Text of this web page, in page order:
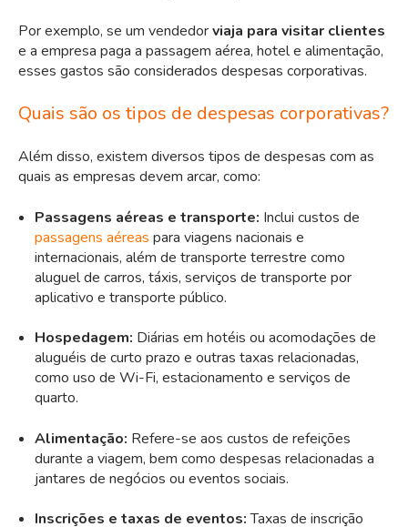
Por exemplo, se um vendedorviaja para visitar clientes
e a empresa paga a passagem aérea, hotel e alimentação,
esses gastos são considerados despesas corporativas.
Quais são os tipos de despesas corporativas?
Além disso, existem diversos tipos de despesas com as
quais as empresas devem arcar, como:
Passagens aéreas e transporte: Inclui custos de
passagens aéreas para viagens nacionais e
internacionais, além de transporte terrestre como
aluguel de carros, táxis, serviços de transporte por
aplicativo e transporte público.
Hospedagem: Diárias em hotéis ou acomodações de
aluguéis de curto prazo e outras taxas relacionadas,
como uso de Wi-Fi, estacionamento e serviços de
quarto.
Alimentação: Refere-se aos custos de refeições
durante a viagem, bem como despesas relacionadas a
jantares de negócios ou eventos sociais.
Inscrições e taxas de eventos:Taxas de inscrição